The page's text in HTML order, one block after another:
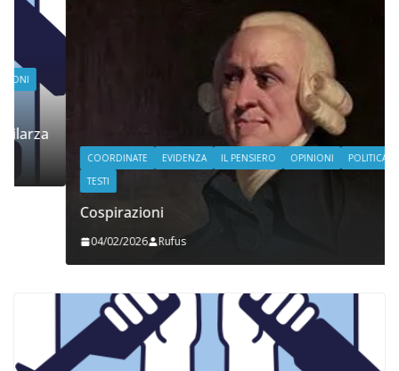
COORDINATE EVIDENZA IL PENSIERO OPINIONI
POLITICA
Cospirazioni
04/02/2026 Rufus